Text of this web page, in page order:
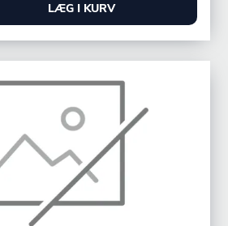
LÆG I KURV